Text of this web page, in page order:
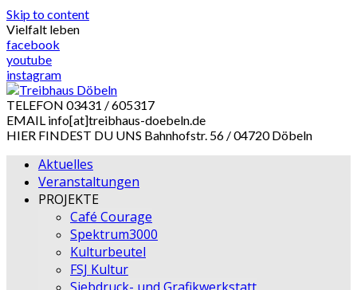
Skip to content
Vielfalt leben
facebook
youtube
instagram
TELEFON 03431 / 605317
EMAIL info[at]treibhaus-doebeln.de
HIER FINDEST DU UNS Bahnhofstr. 56 / 04720 Döbeln
Aktuelles
Veranstaltungen
PROJEKTE
Café Courage
Spektrum3000
Kulturbeutel
FSJ Kultur